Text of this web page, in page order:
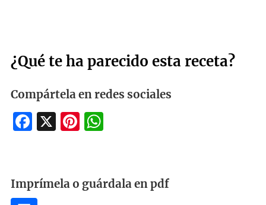
¿Qué te ha parecido esta receta?
Compártela en redes sociales
Facebook
X Pinterest
WhatsApp
Imprímela o guárdala en pdf